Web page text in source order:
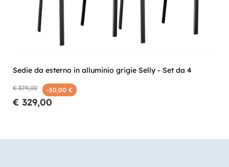
Sedie da esterno in alluminio grigie Selly - Set da 4
€ 379,00 -50,00 €
€ 329,00